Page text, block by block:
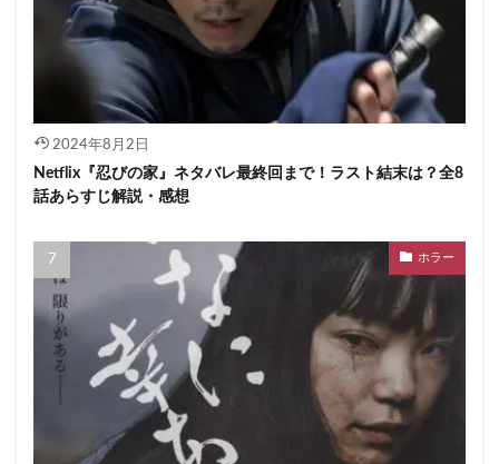
2024年8月2日
Netflix『忍びの家』ネタバレ最終回まで！ラスト結末は？全8
話あらすじ解説・感想
ホラー